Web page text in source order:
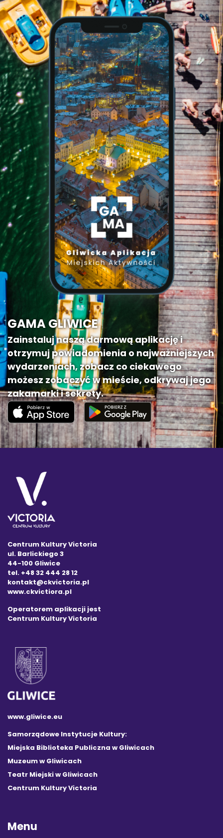
GAMA GLIWICE
Zainstaluj naszą darmową aplikację i
otrzymuj powiadomienia o najważniejszych
wydarzeniach, zobacz co ciekawego
możesz zobaczyć w mieście, odkrywaj jego
zakamarki i sekrety.
Centrum Kultury Victoria
ul. Barlickiego 3
44-100 Gliwice
tel. +48 32 444 28 12
kontakt@ckvictoria.pl
www.ckvictiora.pl
Operatorem aplikacji jest
Centrum Kultury Victoria
www.gliwice.eu
Samorządowe Instytucje Kultury:
Miejska Biblioteka Publiczna w Gliwicach
Muzeum w Gliwicach
Teatr Miejski w Gliwicach
Centrum Kultury Victoria
Menu